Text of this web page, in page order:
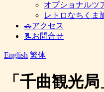
オプショナルツ
レトロなちくま
🚗アクセス
📃お問合せ
English 繁体
「 千曲観光局